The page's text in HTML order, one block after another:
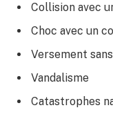
Collision avec
Choc avec un
Versement
Vandalisme
Catastrophes